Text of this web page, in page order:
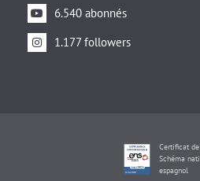
6.540 abonnés
1.177 followers
Certificat
Schéma
espagnol